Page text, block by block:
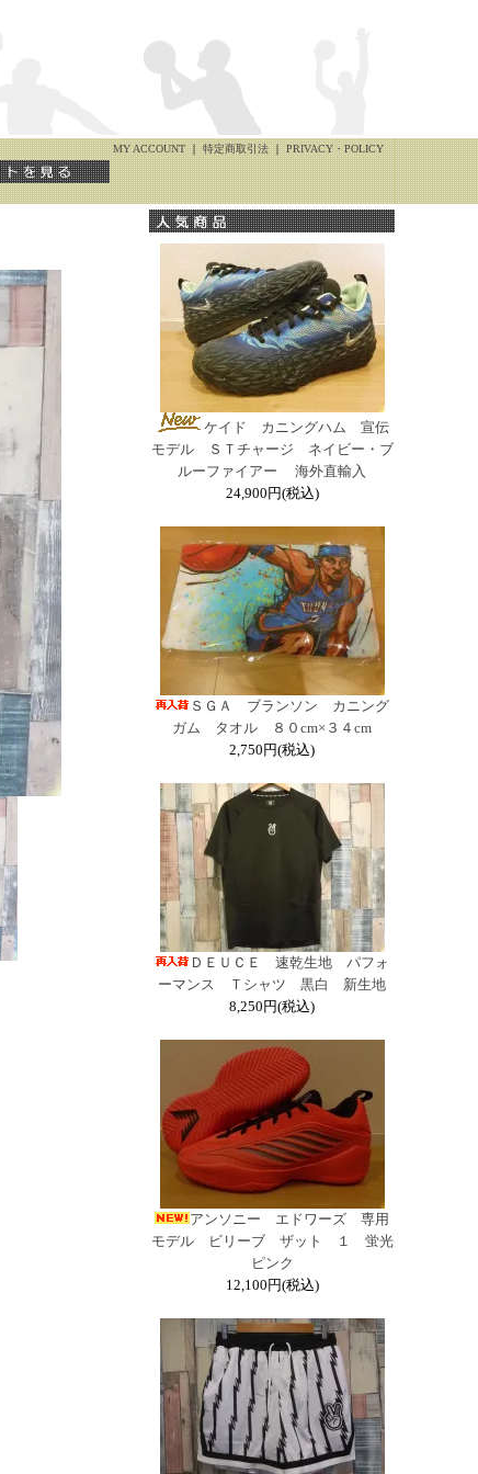
MY ACCOUNT｜特定商取引法｜PRIVACY・POLICY
ケイド カニングハム 宣伝
モデル ＳＴチャージ ネイビー・ブ
ルーファイアー 海外直輸入
24,900円(税込)
ＳＧＡ ブランソン カニング
ガム タオル ８０cm×３４cm
2,750円(税込)
ＤＥＵＣＥ 速乾生地 パフォ
ーマンス Ｔシャツ 黒白 新生地
8,250円(税込)
アンソニー エドワーズ 専用
モデル ビリーブ ザット １ 蛍光
ピンク
12,100円(税込)